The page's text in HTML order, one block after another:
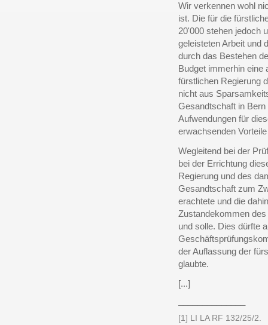
Wir verkennen wohl
ist. Die für die
20'000 stehen jedoch
geleisteten Arbeit und
durch das Bestehen
Budget immerhin eine
fürstlichen Regierung
nicht aus
Gesandtschaft in
Aufwendungen für
erwachsenden
Wegleitend bei der
bei der Errichtung
Regierung und des
Gesandtschaft zum
erachtete und die
Zustandekommen
und solle. Dies dürfte
der Auflassung der
glaubte.
[...]
[1] LI LA RF 132/25/2.